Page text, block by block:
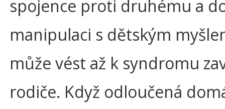
spojence proti druhému a
manipulaci s dětským
může vést až k syndromu
rodiče. Když odloučená